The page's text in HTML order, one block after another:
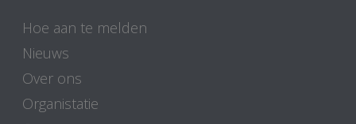
Hoe aan te melden
Nieuws
Over ons
Organistatie